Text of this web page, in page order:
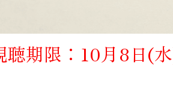
聴期限：10月8日(